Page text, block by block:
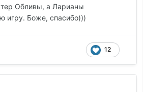
Обливы, а Ларианы
игру. Боже, спасибо)))
12